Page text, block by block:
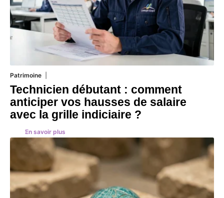
Patrimoine
Technicien débutant : comment
anticiper vos hausses de salaire
avec la grille indiciaire ?
En savoir plus